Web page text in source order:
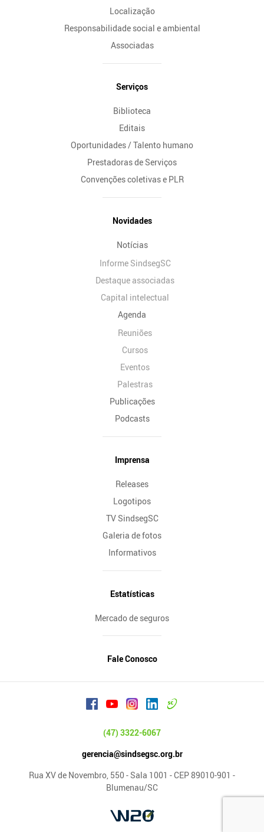
Localização
Responsabilidade social e ambiental
Associadas
Serviços
Biblioteca
Editais
Oportunidades / Talento humano
Prestadoras de Serviços
Convenções coletivas e PLR
Novidades
Notícias
Informe SindsegSC
Destaque associadas
Capital intelectual
Agenda
Reuniões
Cursos
Eventos
Palestras
Publicações
Podcasts
Imprensa
Releases
Logotipos
TV SindsegSC
Galeria de fotos
Informativos
Estatísticas
Mercado de seguros
Fale Conosco
(47) 3322-6067
gerencia@sindsegsc.org.br
Rua XV de Novembro, 550 - Sala 1001 - CEP 89010-901 -
Blumenau/SC